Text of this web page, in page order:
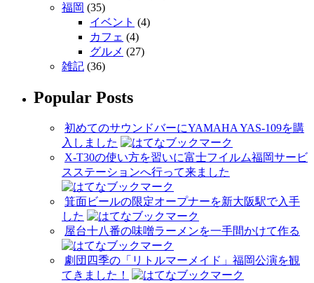
福岡 (35)
イベント (4)
カフェ (4)
グルメ (27)
雑記 (36)
Popular Posts
初めてのサウンドバーにYAMAHA YAS-109を購
入しました
X-T30の使い方を習いに富士フイルム福岡サービ
スステーションへ行って来ました
箕面ビールの限定オープナーを新大阪駅で入手
した
屋台十八番の味噌ラーメンを一手間かけて作る
劇団四季の「リトルマーメイド」福岡公演を観
てきました！